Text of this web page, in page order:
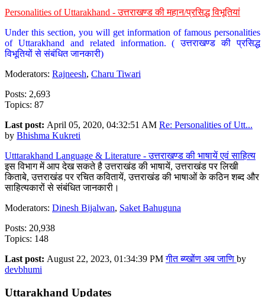
Personalities of Uttarakhand - उत्तराखण्ड की महान/प्रसिद्ध विभूतियां
Under this section, you will get information of famous personalities
of Uttarakhand and related information. ( उत्तराखण्ड की प्रसिद्ध
विभूतियों से संबंधित जानकारी)
Moderators: Rajneesh, Charu Tiwari
Posts: 2,693
Topics: 87
Last post: April 05, 2020, 04:32:51 AM Re: Personalities of Utt...
by Bhishma Kukreti
Utttarakhand Language & Literature - उत्तराखण्ड की भाषायें एवं साहित्य
इस विभाग में आप देख सकते है उत्तराखंड की भाषायें, उत्तराखंड पर लिखी
किताबे, उत्तराखंड पर रचित कवितायें, उत्तराखंड की भाषाओं के कठिन शब्द और
साहित्यकारों से संबंधित जानकारी।
Moderators: Dinesh Bijalwan, Saket Bahuguna
Posts: 20,938
Topics: 148
Last post: August 22, 2023, 01:34:39 PMगीत ब्य्खोंण अब जाणि by
devbhumi
Uttarakhand Updates